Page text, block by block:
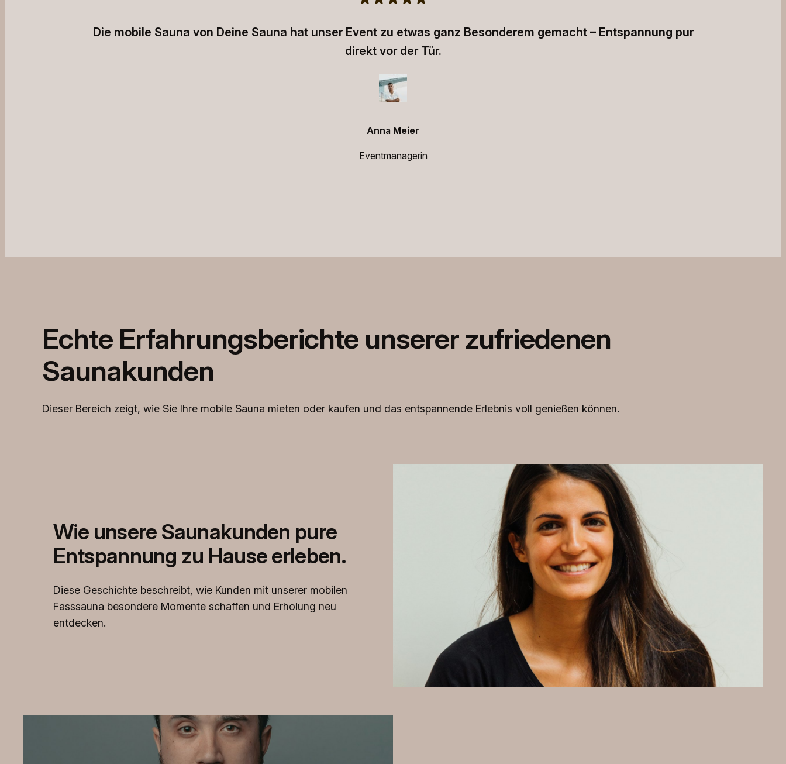
Die mobile Sauna von Deine Sauna hat unser Event zu etwas ganz Besonderem gemacht – Entspannung pur
direkt vor der Tür.
Anna Meier
Eventmanagerin
Echte Erfahrungsberichte unserer zufriedenen
Saunakunden
Dieser Bereich zeigt, wie Sie Ihre mobile Sauna mieten oder kaufen und das entspannende Erlebnis voll genießen können.
Wie unsere Saunakunden pure
Entspannung zu Hause erleben.
Diese Geschichte beschreibt, wie Kunden mit unserer mobilen
Fasssauna besondere Momente schaffen und Erholung neu
entdecken.